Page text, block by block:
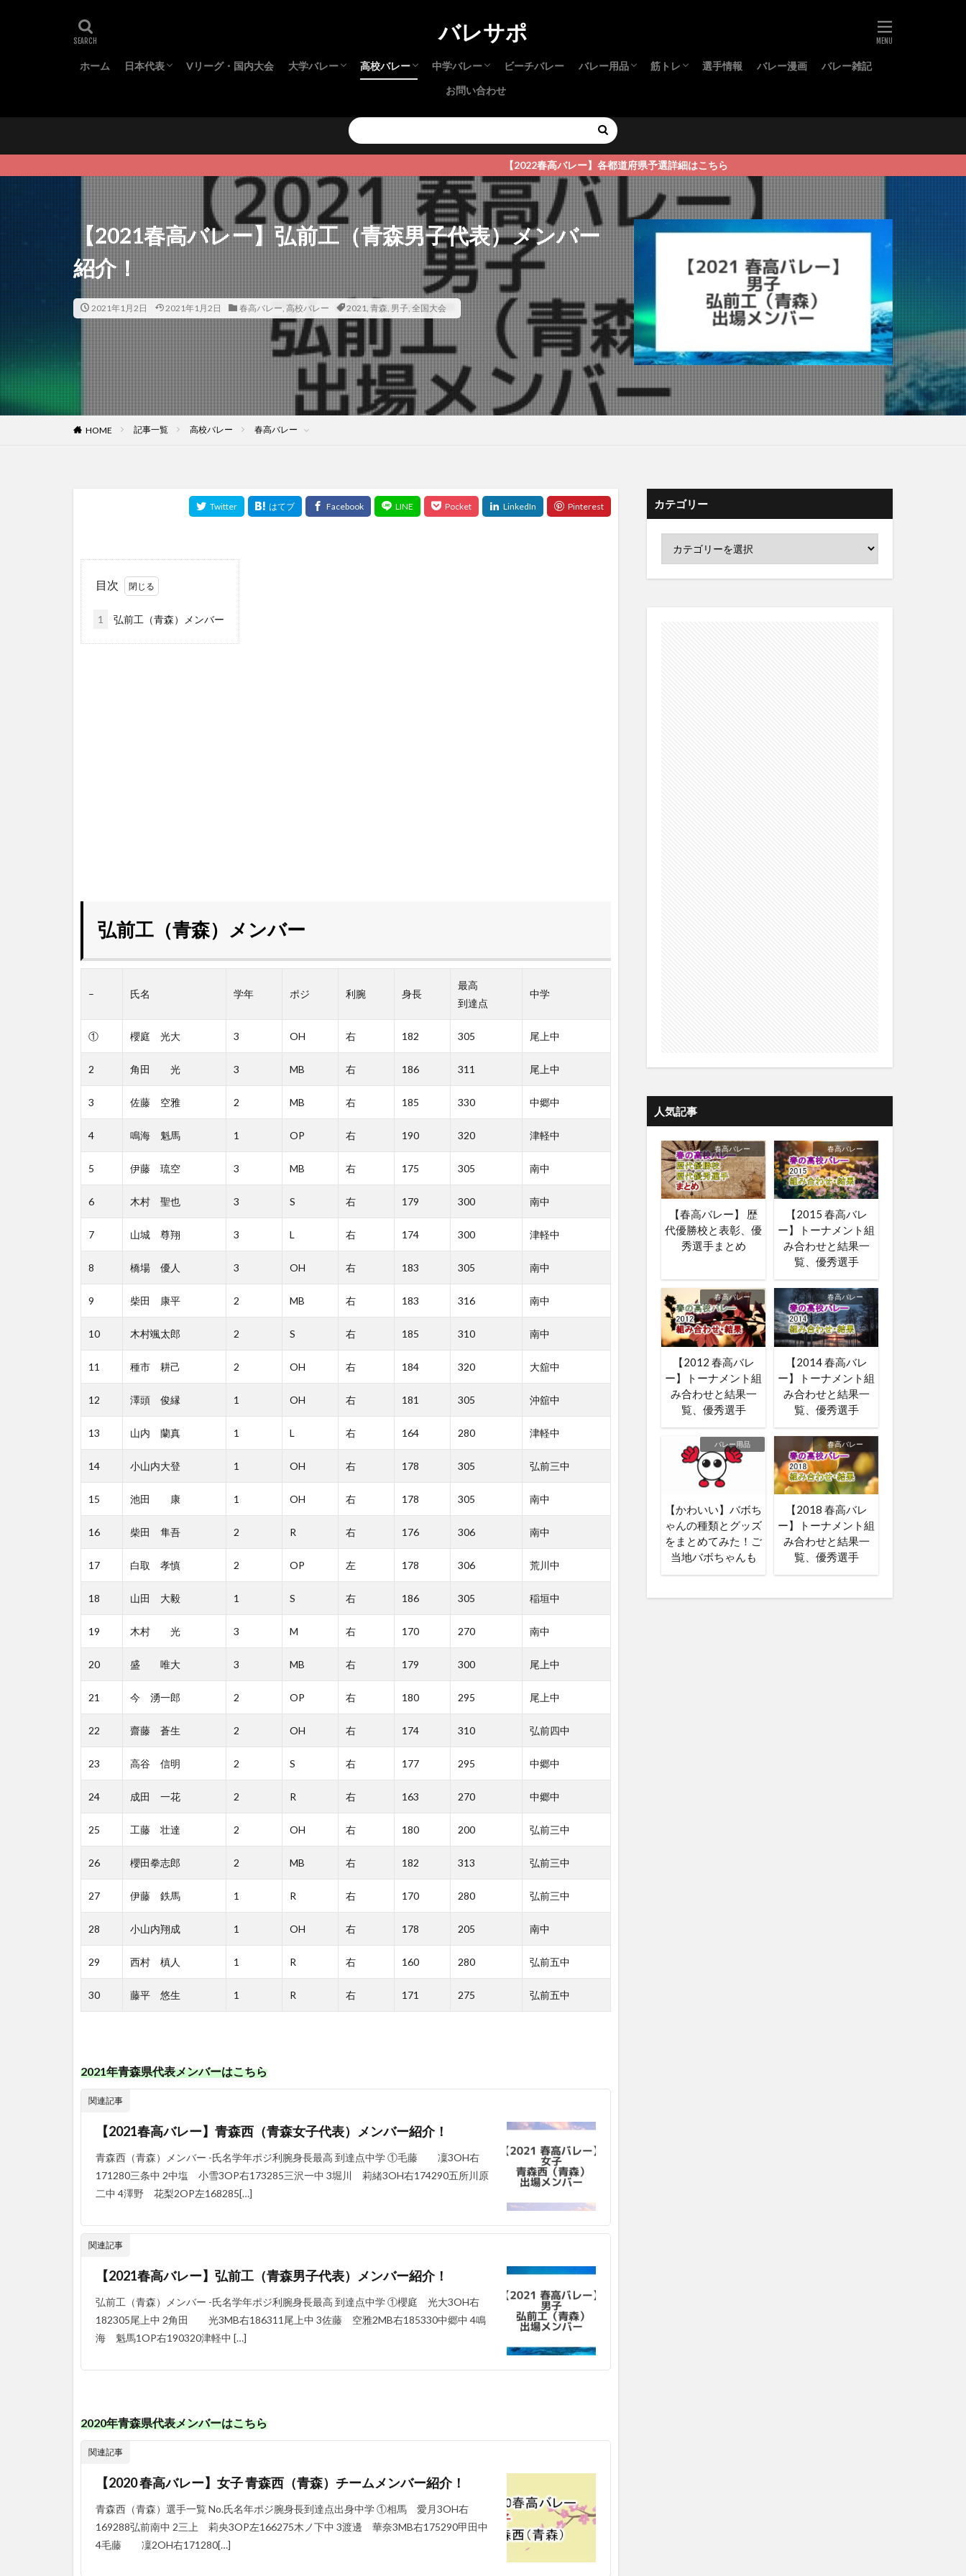
バレサポ
ホーム 日本代表 Vリーグ・国内大会 大学バレー 高校バレー
新人大会（高校）
中学バレー
中学生 選抜
JOC
新人大会（中学）
ビーチバレー バレー用品 筋トレ 選手情報 バレー漫画
バレー雑記
お問い合わせ
【2022春高バレー】各都道府県予選詳細はこちら
【2021春高バレー】弘前工（青森男子代表）メンバー
紹介！
2021年1月2日 2021年1月2日 春高バレー, 高校バレー 2021, 青森, 男子, 全国大会
HOME 記事一覧 高校バレー 春高バレー
目次
1 弘前工（青森）メンバー
弘前工（青森）メンバー
– 氏名 学年 ポジ 利腕 身長
最高
到達点
中学
① 櫻庭 光大 3 OH 右 182 305 尾上中
2 角田 光 3 MB 右 186 311 尾上中
3 佐藤 空雅 2 MB 右 185 330 中郷中
4 鳴海 魁馬 1 OP 右 190 320 津軽中
5 伊藤 琉空 3 MB 右 175 305 南中
6 木村 聖也 3 S 右 179 300 南中
7 山城 尊翔 3 L 右 174 300 津軽中
8 橋場 優人 3 OH 右 183 305 南中
9 柴田 康平 2 MB 右 183 316 南中
10 木村颯太郎 2 S 右 185 310 南中
11 種市 耕己 2 OH 右 184 320 大舘中
12 澤頭 俊縁 1 OH 右 181 305 沖舘中
13 山内 蘭真 1 L 右 164 280 津軽中
14 小山内大登 1 OH 右 178 305 弘前三中
15 池田 康 1 OH 右 178 305 南中
16 柴田 隼吾 2 R 右 176 306 南中
17 白取 孝慎 2 OP 左 178 306 荒川中
18 山田 大毅 1 S 右 186 305 稲垣中
19 木村 光 3 M 右 170 270 南中
20 盛 唯大 3 MB 右 179 300 尾上中
21 今 湧一郎 2 OP 右 180 295 尾上中
22 齋藤 蒼生 2 OH 右 174 310 弘前四中
23 高谷 信明 2 S 右 177 295 中郷中
24 成田 一花 2 R 右 163 270 中郷中
25 工藤 壮達 2 OH 右 180 200 弘前三中
26 櫻田拳志郎 2 MB 右 182 313 弘前三中
27 伊藤 鉄馬 1 R 右 170 280 弘前三中
28 小山内翔成 1 OH 右 178 205 南中
29 西村 槙人 1 R 右 160 280 弘前五中
30 藤平 悠生 1 R 右 171 275 弘前五中
2021年青森県代表メンバーはこちら
関連記事
【2021春高バレー】青森西（青森女子代表）メンバー紹介！
青森西（青森）メンバー -氏名学年ポジ利腕身長最高 到達点中学 ①毛藤 凜3OH右
171280三条中 2中塩 小雪3OP右173285三沢一中 3堀川 莉緒3OH右174290五所川原
二中 4澤野 花梨2OP左168285[…]
関連記事
【2021春高バレー】弘前工（青森男子代表）メンバー紹介！
弘前工（青森）メンバー -氏名学年ポジ利腕身長最高 到達点中学 ①櫻庭 光大3OH右
182305尾上中 2角田 光3MB右186311尾上中 3佐藤 空雅2MB右185330中郷中 4鳴
海 魁馬1OP右190320津軽中 […]
2020年青森県代表メンバーはこちら
関連記事
【2020 春高バレー】女子 青森西（青森）チームメンバー紹介！
青森西（青森）選手一覧 No.氏名年ポジ腕身長到達点出身中学 ①相馬 愛月3OH右
169288弘前南中 2三上 莉央3OP左166275木ノ下中 3渡邊 華奈3MB右175290甲田中
4毛藤 凜2OH右171280[…]
カテゴリー
人気記事
春高バレー
【春高バレー】 歴
代優勝校と表彰、優
秀選手まとめ
春高バレー
【2015 春高バレ
ー】トーナメント組
み合わせと結果一
覧、優秀選手
春高バレー
【2012 春高バレ
ー】トーナメント組
み合わせと結果一
覧、優秀選手
春高バレー
【2014 春高バレ
ー】トーナメント組
み合わせと結果一
覧、優秀選手
バレー用品
【かわいい】バボち
ゃんの種類とグッズ
をまとめてみた！ご
当地バボちゃんも
春高バレー
【2018 春高バレ
ー】トーナメント組
み合わせと結果一
覧、優秀選手